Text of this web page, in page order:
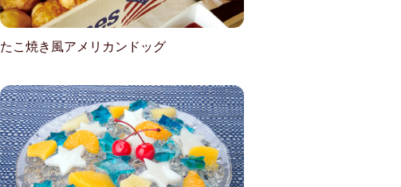
たこ焼き風アメリカンドッグ